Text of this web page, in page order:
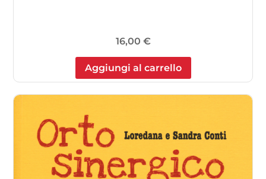
16,00 €
Aggiungi al carrello